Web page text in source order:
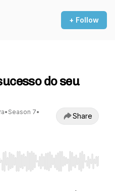
+ Follow
do seu
• Season 7•
Share
seek, Home/End to jump to